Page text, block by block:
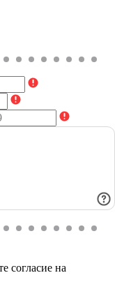
согласие на